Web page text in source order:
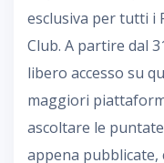
esclusiva per tutti i
Club. A partire dal
libero accesso su
maggiori
ascoltare le
appena pubblicate,